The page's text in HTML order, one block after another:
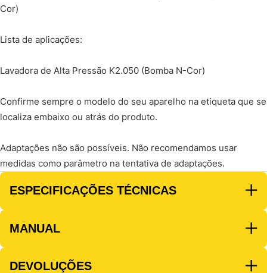
Cor)
Lista de aplicações:
Lavadora de Alta Pressão K2.050 (Bomba N-Cor)
Confirme sempre o modelo do seu aparelho na etiqueta que se
localiza embaixo ou atrás do produto.
Adaptações não são possíveis. Não recomendamos usar
medidas como parâmetro na tentativa de adaptações.
ESPECIFICAÇÕES TÉCNICAS
MANUAL
DEVOLUÇÕES